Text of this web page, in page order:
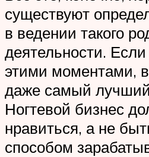
существуют
в ведении такого
деятельности.
этими моментами,
даже самый
Ногтевой бизнес
нравиться, а не
способом